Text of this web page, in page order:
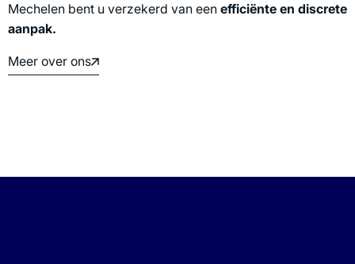
Mechelen bent u verzekerd van een efficiënte en discrete
aanpak.
Meer over ons